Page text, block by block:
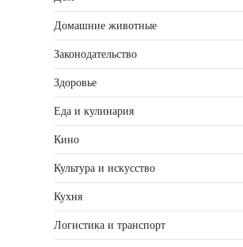
Домашние животные
Законодательство
Здоровье
Еда и кулинария
Кино
Культура и искусство
Кухня
Логистика и транспорт